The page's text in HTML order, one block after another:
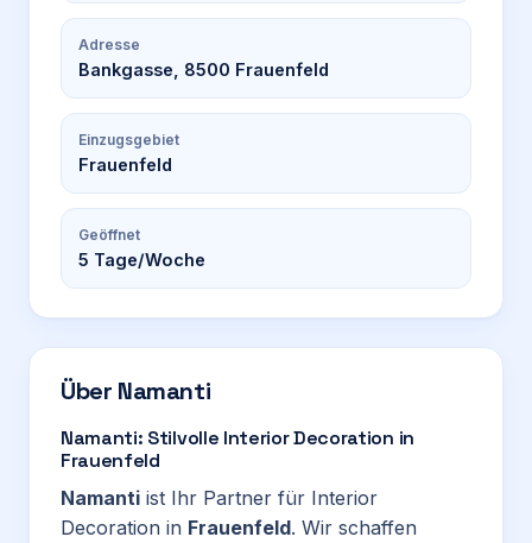
Adresse
Bankgasse, 8500 Frauenfeld
Einzugsgebiet
Frauenfeld
Geöffnet
5 Tage/Woche
Über Namanti
Namanti: Stilvolle Interior Decoration in
Frauenfeld
Namanti ist Ihr Partner für Interior
Decoration in Frauenfeld. Wir schaffen